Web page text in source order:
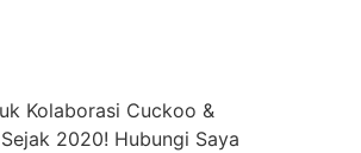
Kolaborasi Cuckoo &
2020! Hubungi Saya